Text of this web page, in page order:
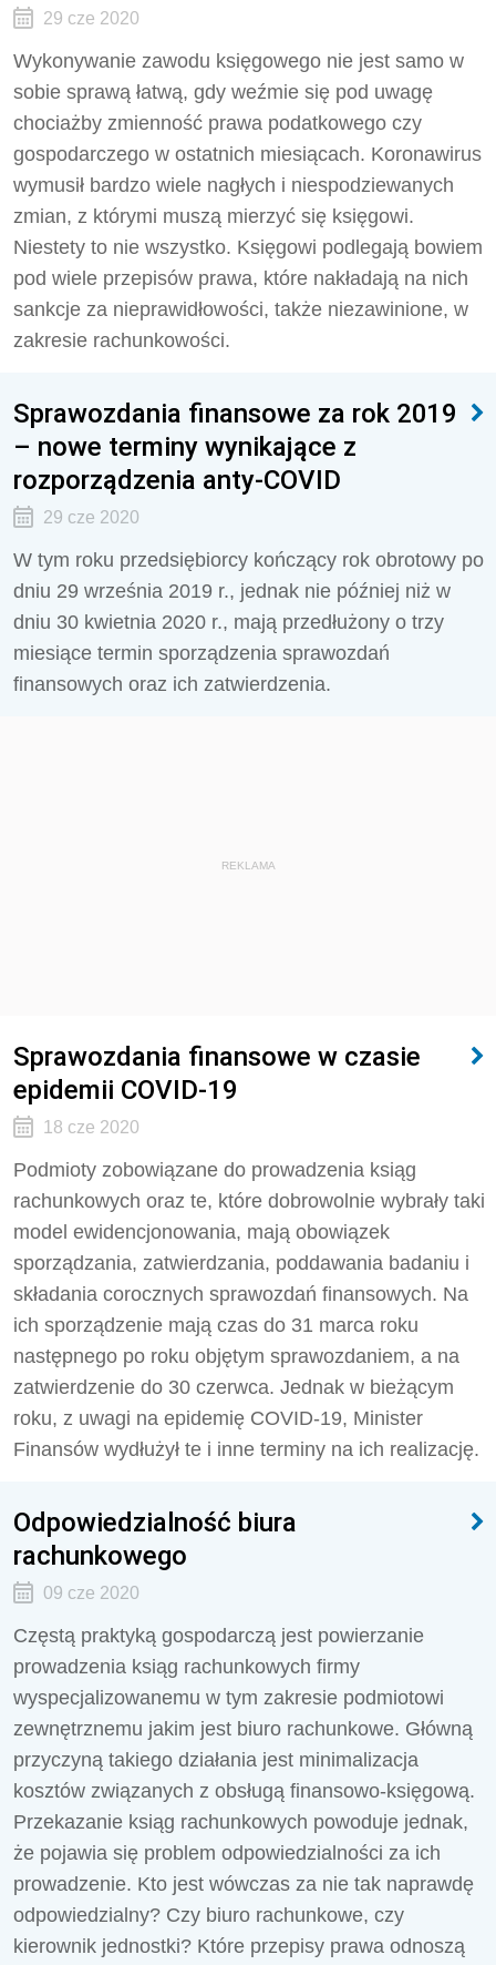
29 cze 2020
Wykonywanie zawodu księgowego nie jest samo w
sobie sprawą łatwą, gdy weźmie się pod uwagę
chociażby zmienność prawa podatkowego czy
gospodarczego w ostatnich miesiącach. Koronawirus
wymusił bardzo wiele nagłych i niespodziewanych
zmian, z którymi muszą mierzyć się księgowi.
Niestety to nie wszystko. Księgowi podlegają bowiem
pod wiele przepisów prawa, które nakładają na nich
sankcje za nieprawidłowości, także niezawinione, w
zakresie rachunkowości.
Sprawozdania finansowe za rok 2019
– nowe terminy wynikające z
rozporządzenia anty-COVID
29 cze 2020
W tym roku przedsiębiorcy kończący rok obrotowy po
dniu 29 września 2019 r., jednak nie później niż w
dniu 30 kwietnia 2020 r., mają przedłużony o trzy
miesiące termin sporządzenia sprawozdań
finansowych oraz ich zatwierdzenia.
REKLAMA
Sprawozdania finansowe w czasie
epidemii COVID-19
18 cze 2020
Podmioty zobowiązane do prowadzenia ksiąg
rachunkowych oraz te, które dobrowolnie wybrały taki
model ewidencjonowania, mają obowiązek
sporządzania, zatwierdzania, poddawania badaniu i
składania corocznych sprawozdań finansowych. Na
ich sporządzenie mają czas do 31 marca roku
następnego po roku objętym sprawozdaniem, a na
zatwierdzenie do 30 czerwca. Jednak w bieżącym
roku, z uwagi na epidemię COVID-19, Minister
Finansów wydłużył te i inne terminy na ich realizację.
Odpowiedzialność biura
rachunkowego
09 cze 2020
Częstą praktyką gospodarczą jest powierzanie
prowadzenia ksiąg rachunkowych firmy
wyspecjalizowanemu w tym zakresie podmiotowi
zewnętrznemu jakim jest biuro rachunkowe. Główną
przyczyną takiego działania jest minimalizacja
kosztów związanych z obsługą finansowo-księgową.
Przekazanie ksiąg rachunkowych powoduje jednak,
że pojawia się problem odpowiedzialności za ich
prowadzenie. Kto jest wówczas za nie tak naprawdę
odpowiedzialny? Czy biuro rachunkowe, czy
kierownik jednostki? Które przepisy prawa odnoszą